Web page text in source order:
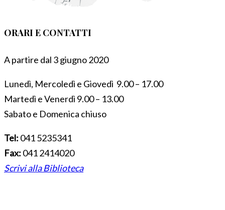
ORARI E CONTATTI
A partire dal 3 giugno 2020
Lunedì, Mercoledì e Giovedì 9.00 – 17.00
Martedì e Venerdì 9.00 – 13.00
Sabato e Domenica chiuso
Tel: 041 5235341
Fax: 041 2414020
Scrivi alla Biblioteca